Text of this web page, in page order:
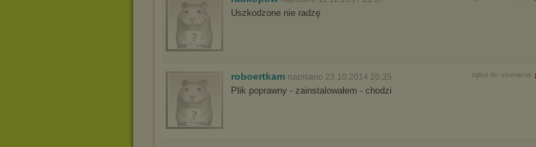
Uszkodzone nie radzę
roboertkam napisano 23.10.2014 20:35 zgłoś do usunięcia
Plik poprawny - zainstalowałem - chodzi